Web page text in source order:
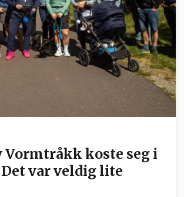
Vormtråkk koste seg i
var veldig lite